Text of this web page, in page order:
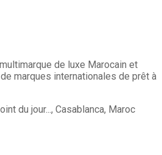
de luxe Marocain et
marques internationales de prêt à
du jour..., Casablanca, Maroc